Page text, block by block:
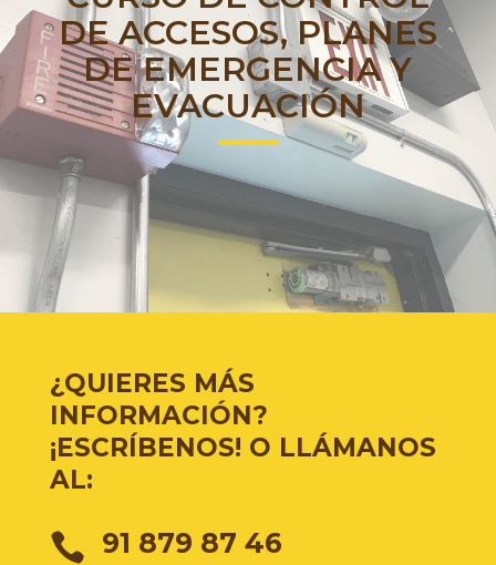
DE ACCESOS, PLANES
DE EMERGENCIA Y
EVACUACIÓN
¿QUIERES MÁS
INFORMACIÓN?
¡ESCRÍBENOS! O LLÁMANOS
AL:
 91 879 87 46